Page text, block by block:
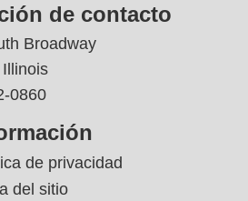
de contacto
Broadway
0860
de privacidad
del sitio